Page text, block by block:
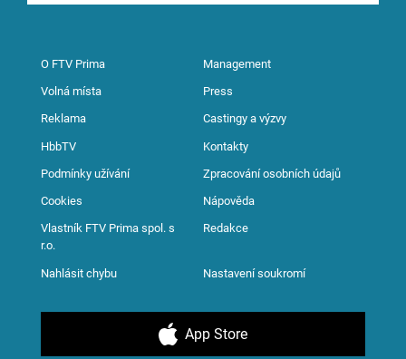
O FTV Prima Management
Volná místa Press
Reklama Castingy a výzvy
HbbTV Kontakty
Podmínky užívání Zpracování osobních údajů
Cookies Nápověda
Vlastník FTV Prima spol. s
r.o.
Redakce
Nahlásit chybu Nastavení soukromí
App Store